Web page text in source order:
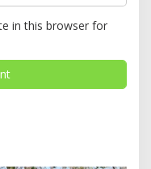
in this browser for